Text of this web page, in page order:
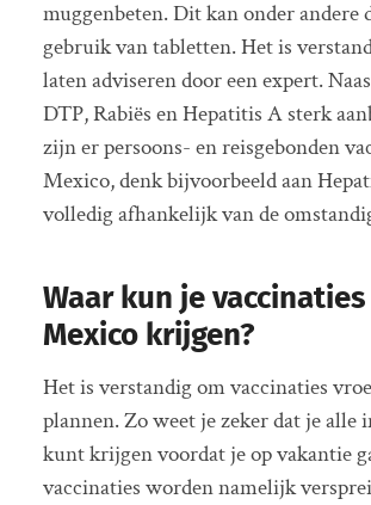
muggenbeten. Dit kan onder andere
gebruik van tabletten. Het is
laten adviseren door een expert.
DTP, Rabiës en Hepatitis A sterk
zijn er persoons- en reisgebonden
Mexico, denk bijvoorbeeld aan
volledig afhankelijk van de
Waar kun je
Mexico krijgen?
Het is verstandig om vaccinaties
plannen. Zo weet je zeker dat je alle
kunt krijgen voordat je op vakantie
vaccinaties worden namelijk